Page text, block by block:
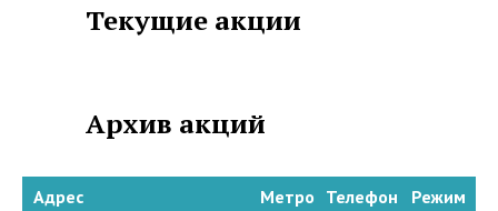
покупателей
для женщин и
мужчин. Богатый
Текущие акции
Архив акций
Адрес Метро Телефон
Режим